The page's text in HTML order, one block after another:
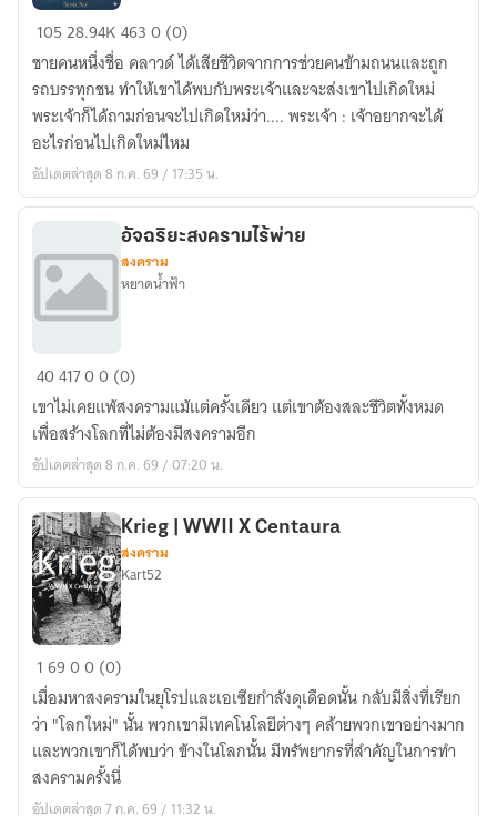
Sky
:
ทหาร
รับจ้าง
ไร้
พ่าย
(กำลัง
ไรท์)
10528.94K4630 (0)
ชายคนหนึ่งชื่อ คลาวด์ ได้เสียชีวิตจากการช่วยคนข้ามถนนและถูก
รถบรรทุกชน ทำให้เขาได้พบกับพระเจ้าและจะส่งเขาไปเกิดใหม่
พระเจ้าก็ได้ถามก่อนจะไปเกิดใหม่ว่า.... พระเจ้า : เจ้าอยากจะได้
อะไรก่อนไปเกิดใหม่ไหม
อัปเดตล่าสุด 8 ก.ค. 69 / 17:35 น.
อัจฉริยะ
สงคราม
ไร้
พ่าย
อัจฉริยะสงครามไร้พ่าย
สงคราม
หยาดน้ำฟ้า
4041700 (0)
เขาไม่เคยแพ้สงครามแม้แต่ครั้งเดียว แต่เขาต้องสละชีวิตทั้งหมด
เพื่อสร้างโลกที่ไม่ต้องมีสงครามอีก
อัปเดตล่าสุด 8 ก.ค. 69 / 07:20 น.
Krieg
|
WWII
X
Centaura
Krieg | WWII X Centaura
สงคราม
Kart52
16900 (0)
เมื่อมหาสงครามในยุโรปและเอเซียกำลังดุเดือดนั้น กลับมีสิ่งที่เรียก
ว่า "โลกใหม่" นั้น พวกเขามีเทคโนโลยีต่างๆ คล้ายพวกเขาอย่างมาก
และพวกเขาก็ได้พบว่า ข้างในโลกนั้น มีทรัพยากรที่สำคัญในการทำ
สงครามครั้งนี่
อัปเดตล่าสุด 7 ก.ค. 69 / 11:32 น.